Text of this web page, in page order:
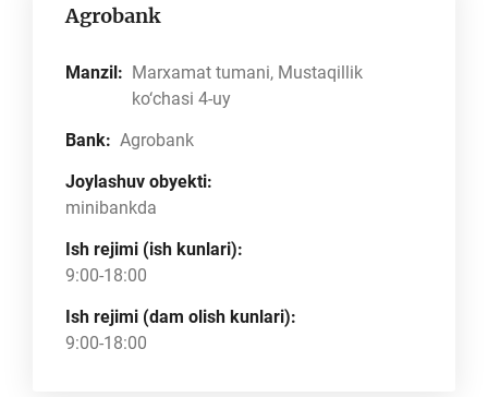
Agrobank
Manzil: Marxamat tumani, Mustaqillik
ko‘chasi 4-uy
Bank: Agrobank
Joylashuv obyekti:
minibankda
Ish rejimi (ish kunlari):
9:00-18:00
Ish rejimi (dam olish kunlari):
9:00-18:00